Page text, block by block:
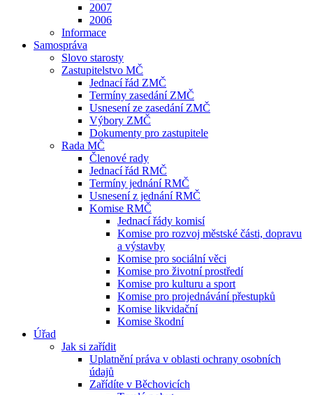
2007
2006
Informace
Samospráva
Slovo starosty
Zastupitelstvo MČ
Jednací řád ZMČ
Termíny zasedání ZMČ
Usnesení ze zasedání ZMČ
Výbory ZMČ
Dokumenty pro zastupitele
Rada MČ
Členové rady
Jednací řád RMČ
Termíny jednání RMČ
Usnesení z jednání RMČ
Komise RMČ
Jednací řády komisí
Komise pro rozvoj městské části, dopravu
a výstavby
Komise pro sociální věci
Komise pro životní prostředí
Komise pro kulturu a sport
Komise pro projednávání přestupků
Komise likvidační
Komise škodní
Úřad
Jak si zařídit
Uplatnění práva v oblasti ochrany osobních
údajů
Zařídíte v Běchovicích